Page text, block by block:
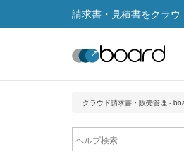
請求書・見積書をクラウ
クラウド請求書・販売管理 -